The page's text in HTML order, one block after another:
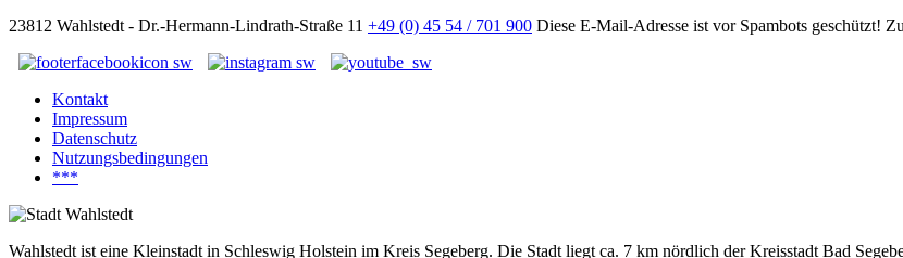
23812 Wahlstedt - Dr.-Hermann-Lindrath-Straße 11 +49 (0) 45 54 / 701 900 Diese E-Mail-Adresse ist vor Spambots geschützt!
Kontakt
Impressum
Datenschutz
Nutzungsbedingungen
***
Wahlstedt ist eine Kleinstadt in Schleswig Holstein im Kreis Segeberg. Die Stadt liegt ca. 7 km nördlich der Kreisstadt Bad